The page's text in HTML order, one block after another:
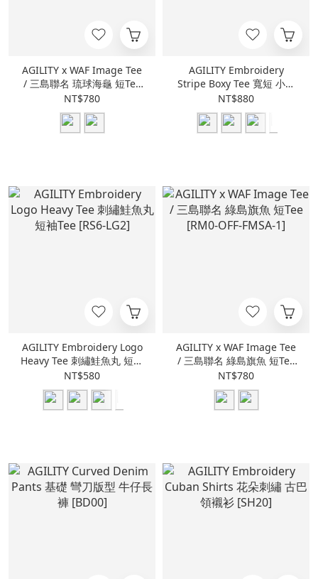
AGILITY x WAF Image Tee
/ 三島聯名 琉球海龜 短Tee
[RM0-OFF-FMSA-2]
NT$780
AGILITY Embroidery
Stripe Boxy Tee 寬短 小鮭
魚刺繡 條紋短Tee [RS0-
S26]
NT$880
AGILITY Embroidery Logo
Heavy Tee 刺繡鮭魚丸 短袖
Tee [RS6-LG2]
NT$580
AGILITY x WAF Image Tee
/ 三島聯名 綠島旗魚 短Tee
[RM0-OFF-FMSA-1]
NT$780